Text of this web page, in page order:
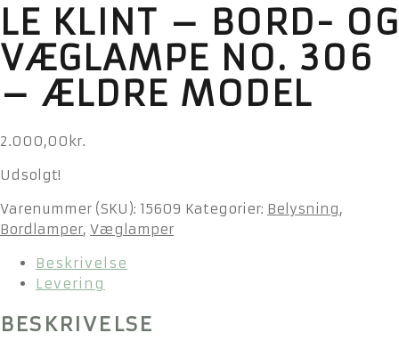
LE KLINT – BORD- OG
VÆGLAMPE NO. 306
– ÆLDRE MODEL
2.000,00 kr.
Udsolgt!
Varenummer (SKU): 15609 Kategorier: Belysning,
Bordlamper, Væglamper
Beskrivelse
Levering
BESKRIVELSE